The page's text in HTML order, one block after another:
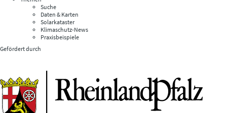
Suche
Daten & Karten
Solarkataster
Klimaschutz-News
Praxisbeispiele
Gefördert durch